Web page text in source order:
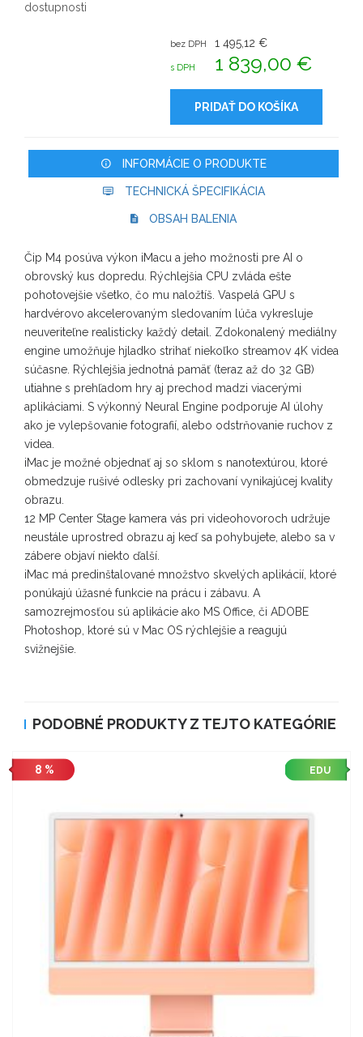
dostupnosti
bez DPH 1 495,12 €
s DPH 1 839,00 €
PRIDAŤ DO KOŠÍKA
INFORMÁCIE O PRODUKTE
TECHNICKÁ ŠPECIFIKÁCIA
OBSAH BALENIA
Čip M4 posúva výkon iMacu a jeho možnosti pre AI o
obrovský kus dopredu. Rýchlejšia CPU zvláda ešte
pohotovejšie všetko, čo mu naložtíš. Vaspelá GPU s
hardvérovo akcelerovaným sledovaním lúča vykresluje
neuveriteľne realisticky každý detail. Zdokonalený mediálny
engine umožňuje hjladko strihať niekoľko streamov 4K videa
súčasne. Rýchlejšia jednotná pamäť (teraz až do 32 GB)
utiahne s prehľadom hry aj prechod madzi viacerými
aplikáciami. S výkonný Neural Engine podporuje AI úlohy
ako je vylepšovanie fotografií, alebo odstrňovanie ruchov z
videa.
iMac je možné objednať aj so sklom s nanotextúrou, ktoré
obmedzuje rušivé odlesky pri zachovaní vynikajúcej kvality
obrazu.
12 MP Center Stage kamera vás pri videohovoroch udržuje
neustále uprostred obrazu aj keď sa pohybujete, alebo sa v
zábere objaví niekto ďalší.
iMac má predinštalované množstvo skvelých aplikácií, ktoré
ponúkajú úžasné funkcie na prácu i zábavu. A
samozrejmosťou sú aplikácie ako MS Office, či ADOBE
Photoshop, ktoré sú v Mac OS rýchlejšie a reagujú
svižnejšie.
PODOBNÉ PRODUKTY Z TEJTO KATEGÓRIE
8 % EDU